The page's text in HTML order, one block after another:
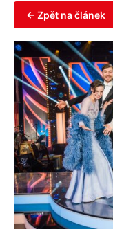
← Zpět na článek